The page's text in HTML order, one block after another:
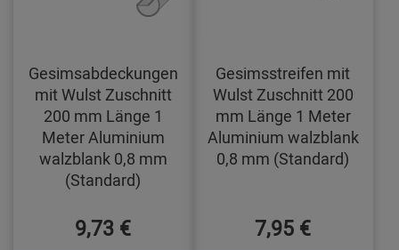
Gesimsabdeckungen
mit Wulst Zuschnitt
200 mm Länge 1
Meter Aluminium
walzblank 0,8 mm
(Standard)
9,73 €
Gesimsstreifen mit
Wulst Zuschnitt 200
mm Länge 1 Meter
Aluminium walzblank
0,8 mm (Standard)
7,95 €